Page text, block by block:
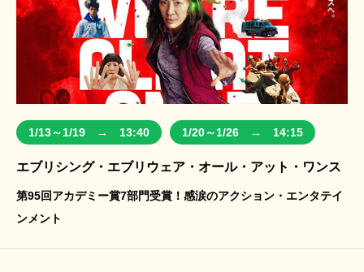
1/13～1/19 → 13:40 1/20～1/26 → 14:15
エブリシング・エブリウェア・オール・アット・ワンス
第95回アカデミー賞7部門受賞！感涙のアクション・エンタテイ
ンメント